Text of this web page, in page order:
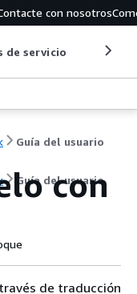
con nosotros
de servicio
Guía del usuario
Guía del usuario
con
de traducción